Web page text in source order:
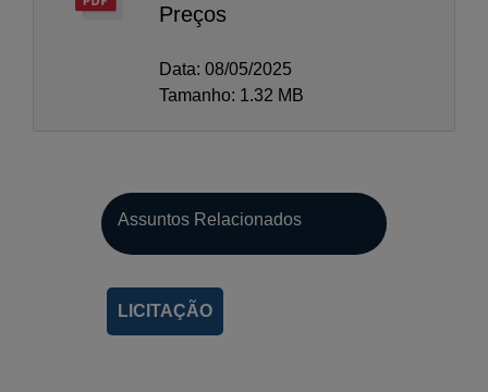
Preços
Data: 08/05/2025
Tamanho: 1.32 MB
Assuntos Relacionados
LICITAÇÃO